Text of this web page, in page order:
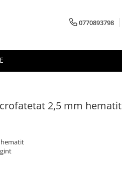
0770893798
2,5 mm hematit
hematit